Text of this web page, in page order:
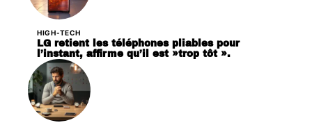
HIGH-TECH
LG retient les téléphones pliables pour
l’instant, affirme qu’il est »trop tôt ».